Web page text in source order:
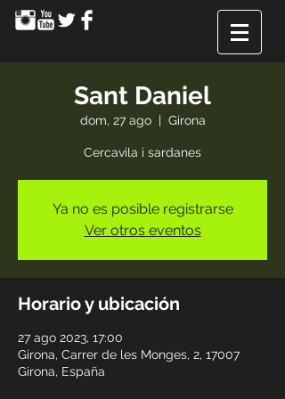
Sant Daniel
dom, 27 ago
  |
Girona
Cercavila i sardanes
Ya no es posible registrarse
Ver otros eventos
Horario y ubicación
27 ago 2023, 17:00
Girona, Carrer de les Monges, 2, 17007
Girona, España